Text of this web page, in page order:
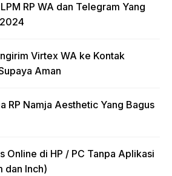
RP WA dan Telegram Yang
Virtex WA ke Kontak
Aman
RP Namja Aesthetic Yang Bagus
Online di HP / PC Tanpa Aplikasi
dan Inch)